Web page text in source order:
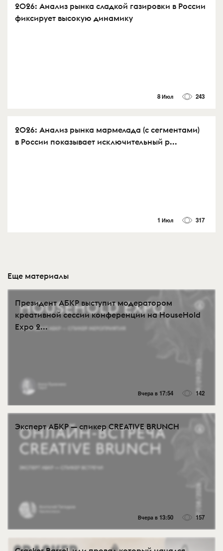
2026: Анализ рынка сладкой газировки в России
фиксирует высокую динамику
8 Июл 243
2026: Анализ рынка мармелада (с сегментами)
в России показывает исключительный р...
1 Июл 317
Еще материалы
Президент АБКР выступит модератором
креативной сессии конференции на HouseHold
Expo 2...
Вчера в 17:54 142
Эксперт АБКР — спикер CREATIVE BRUNCH
Вчера в 13:50 157